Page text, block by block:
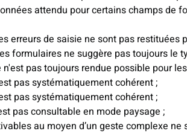
attendu pour certains champs de
erreurs de saisie ne sont pas
formulaires ne suggère pas toujours le
pas toujours rendue possible pour
pas systématiquement cohérent ;
pas systématiquement cohérent ;
pas consultable en mode paysage ;
au moyen d’un geste complexe